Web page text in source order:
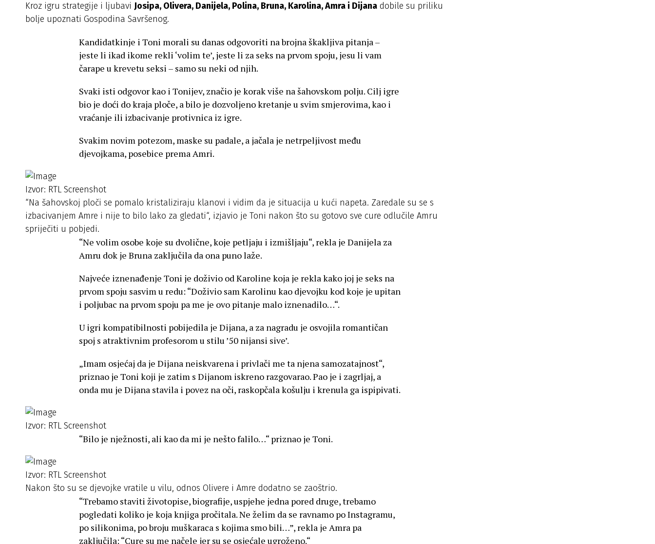
Kroz igru strategije i ljubavi Josipa, Olivera, Danijela, Polina, Bruna, Karolina, Amra i Dijana dobile su priliku
bolje upoznati Gospodina Savršenog.
Kandidatkinje i Toni morali su danas odgovoriti na brojna škakljiva pitanja –
jeste li ikad ikome rekli ‘volim te’, jeste li za seks na prvom spoju, jesu li vam
čarape u krevetu seksi – samo su neki od njih.
Svaki isti odgovor kao i Tonijev, značio je korak više na šahovskom polju. Cilj igre
bio je doći do kraja ploče, a bilo je dozvoljeno kretanje u svim smjerovima, kao i
vraćanje ili izbacivanje protivnica iz igre.
Svakim novim potezom, maske su padale, a jačala je netrpeljivost među
djevojkama, posebice prema Amri.
Izvor: RTL Screenshot
“Na šahovskoj ploči se pomalo kristaliziraju klanovi i vidim da je situacija u kući napeta. Zaredale su se s
izbacivanjem Amre i nije to bilo lako za gledati“, izjavio je Toni nakon što su gotovo sve cure odlučile Amru
spriječiti u pobjedi.
“Ne volim osobe koje su dvolične, koje petljaju i izmišljaju“, rekla je Danijela za
Amru dok je Bruna zaključila da ona puno laže.
Najveće iznenađenje Toni je doživio od Karoline koja je rekla kako joj je seks na
prvom spoju sasvim u redu: “Doživio sam Karolinu kao djevojku kod koje je upitan
i poljubac na prvom spoju pa me je ovo pitanje malo iznenadilo…“.
U igri kompatibilnosti pobijedila je Dijana, a za nagradu je osvojila romantičan
spoj s atraktivnim profesorom u stilu ’50 nijansi sive’.
„Imam osjećaj da je Dijana neiskvarena i privlači me ta njena samozatajnost“,
priznao je Toni koji je zatim s Dijanom iskreno razgovarao. Pao je i zagrljaj, a
onda mu je Dijana stavila i povez na oči, raskopčala košulju i krenula ga ispipivati.
Izvor: RTL Screenshot
“Bilo je nježnosti, ali kao da mi je nešto falilo…“ priznao je Toni.
Izvor: RTL Screenshot
Nakon što su se djevojke vratile u vilu, odnos Olivere i Amre dodatno se zaoštrio.
“Trebamo staviti životopise, biografije, uspjehe jedna pored druge, trebamo
pogledati koliko je koja knjiga pročitala. Ne želim da se ravnamo po Instagramu,
po silikonima, po broju muškaraca s kojima smo bili…”, rekla je Amra pa
zaključila: “Cure su me načele jer su se osjećale ugroženo.“